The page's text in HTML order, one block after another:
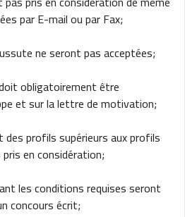
par E-mail ou par Fax;
ne seront pas acceptées;
obligatoirement être
et sur la lettre de motivation;
profils supérieurs aux profils
en considération;
les conditions requises seront
concours écrit;